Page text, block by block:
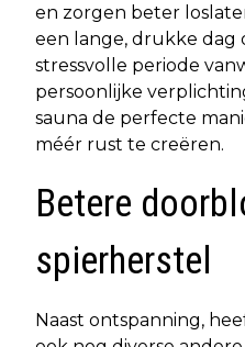
en zorgen beter
een lange, drukke dag
stressvolle periode
persoonlijke
sauna de perfecte
méér rust te creëren.
Betere
spierherstel
Naast ontspanning,